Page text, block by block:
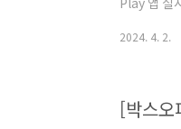
2024. 4. 2.
[박스